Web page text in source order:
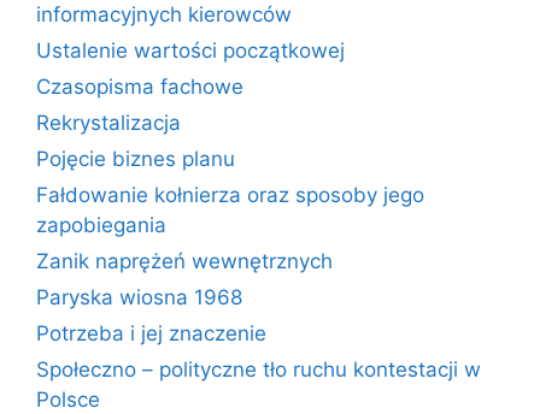
informacyjnych kierowców
Ustalenie wartości początkowej
Czasopisma fachowe
Rekrystalizacja
Pojęcie biznes planu
Fałdowanie kołnierza oraz sposoby jego
zapobiegania
Zanik naprężeń wewnętrznych
Paryska wiosna 1968
Potrzeba i jej znaczenie
Społeczno – polityczne tło ruchu kontestacji w
Polsce